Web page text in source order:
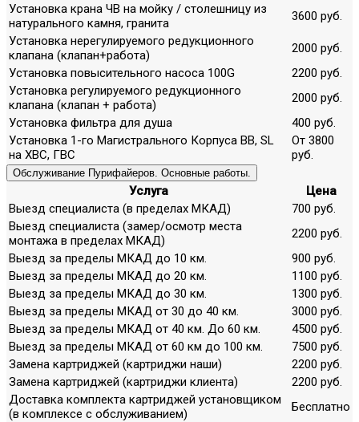
Установка крана ЧВ на мойку / столешницу из
натурального камня, гранита
3600 руб.
Установка нерегулируемого редукционного
клапана (клапан+работа)
2000 руб.
Установка повысительного насоса 100G
2200 руб.
Установка регулируемого редукционного
клапана (клапан + работа)
2000 руб.
Установка фильтра для душа
400 руб.
Установка 1-го Магистрального Корпуса ВВ, SL
на ХВС, ГВС
От 3800
руб.
Обслуживание Пурифайеров. Основные работы.
Услуга
Цена
Выезд специалиста (в пределах МКАД)
700 руб.
Выезд специалиста (замер/осмотр места
монтажа в пределах МКАД)
2200 руб.
Выезд за пределы МКАД до 10 км.
900 руб.
Выезд за пределы МКАД до 20 км.
1100 руб.
Выезд за пределы МКАД до 30 км.
1300 руб.
Выезд за пределы МКАД от 30 до 40 км.
3000 руб.
Выезд за пределы МКАД от 40 км. До 60 км.
4500 руб.
Выезд за пределы МКАД от 60 км до 100 км.
7500 руб.
Замена картриджей (картриджи наши)
2200 руб.
Замена картриджей (картриджи клиента)
2200 руб.
Доставка комплекта картриджей установщиком
(в комплексе с обслуживанием)
Бесплатно